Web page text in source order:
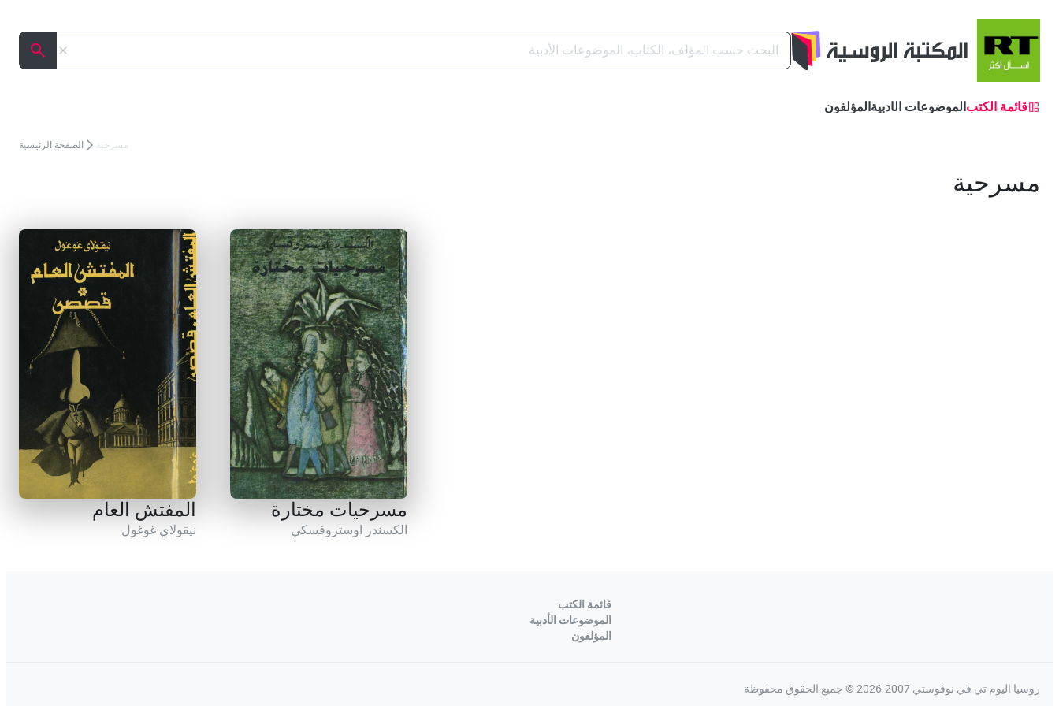
البحث
إلغاء البحث
قائمة الكتبالموضوعات الأدبيةالمؤلفون
الصفحة الرئيسية مسرحية
مسرحية
المفتش العام
نيقولاي غوغول
مسرحيات مختارة
الكسندر اوستروفسكي
قائمة الكتب
الموضوعات الأدبية
المؤلفون
روسيا اليوم تي في نوفوستي 2007-2026 © جميع الحقوق محفوظة